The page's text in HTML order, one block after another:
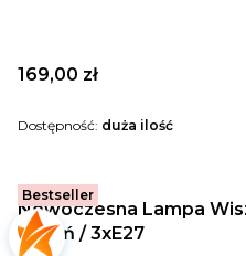
Cena
169,00 zł
Dostępność: duża ilość
Bestseller
Nowoczesna Lampa
Zieleń / 3xE27